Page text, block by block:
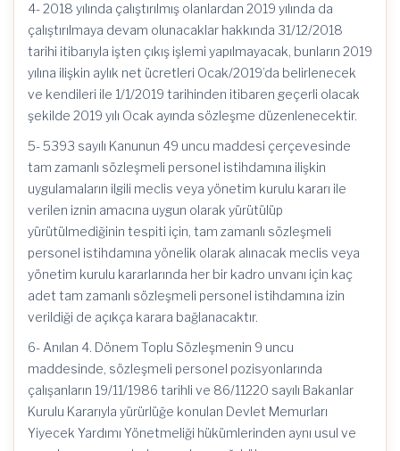
4- 2018 yılında çalıştırılmış olanlardan 2019 yılında da
çalıştırılmaya devam olunacaklar hakkında 31/12/2018
tarihi itibarıyla işten çıkış işlemi yapılmayacak, bunların 2019
yılına ilişkin aylık net ücretleri Ocak/2019’da belirlenecek
ve kendileri ile 1/1/2019 tarihinden itibaren geçerli olacak
şekilde 2019 yılı Ocak ayında sözleşme düzenlenecektir.
5- 5393 sayılı Kanunun 49 uncu maddesi çerçevesinde
tam zamanlı sözleşmeli personel istihdamına ilişkin
uygulamaların ilgili meclis veya yönetim kurulu kararı ile
verilen iznin amacına uygun olarak yürütülüp
yürütülmediğinin tespiti için, tam zamanlı sözleşmeli
personel istihdamına yönelik olarak alınacak meclis veya
yönetim kurulu kararlarında her bir kadro unvanı için kaç
adet tam zamanlı sözleşmeli personel istihdamına izin
verildiği de açıkça karara bağlanacaktır.
6- Anılan 4. Dönem Toplu Sözleşmenin 9 uncu
maddesinde, sözleşmeli personel pozisyonlarında
çalışanların 19/11/1986 tarihli ve 86/11220 sayılı Bakanlar
Kurulu Kararıyla yürürlüğe konulan Devlet Memurları
Yiyecek Yardımı Yönetmeliği hükümlerinden aynı usul ve